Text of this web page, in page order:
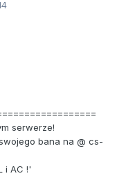
serwerze!
bana na @ cs-
i AC !'